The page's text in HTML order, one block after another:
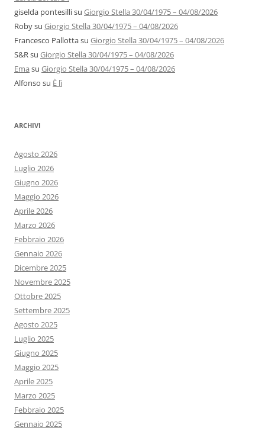
giselda pontesillisu Giorgio Stella 30/04/1975 – 04/08/2026
Robysu Giorgio Stella 30/04/1975 – 04/08/2026
Francesco Pallottasu Giorgio Stella 30/04/1975 – 04/08/2026
S&Rsu Giorgio Stella 30/04/1975 – 04/08/2026
Ema su Giorgio Stella 30/04/1975 – 04/08/2026
Alfonso su È lì
ARCHIVI
Agosto 2026
Luglio 2026
Giugno 2026
Maggio 2026
Aprile 2026
Marzo 2026
Febbraio 2026
Gennaio 2026
Dicembre 2025
Novembre 2025
Ottobre 2025
Settembre 2025
Agosto 2025
Luglio 2025
Giugno 2025
Maggio 2025
Aprile 2025
Marzo 2025
Febbraio 2025
Gennaio 2025